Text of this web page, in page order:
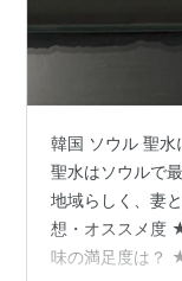
韓国 ソウル 聖水
聖水はソウルで
地域らしく、妻
想・オススメ
味の満足度は